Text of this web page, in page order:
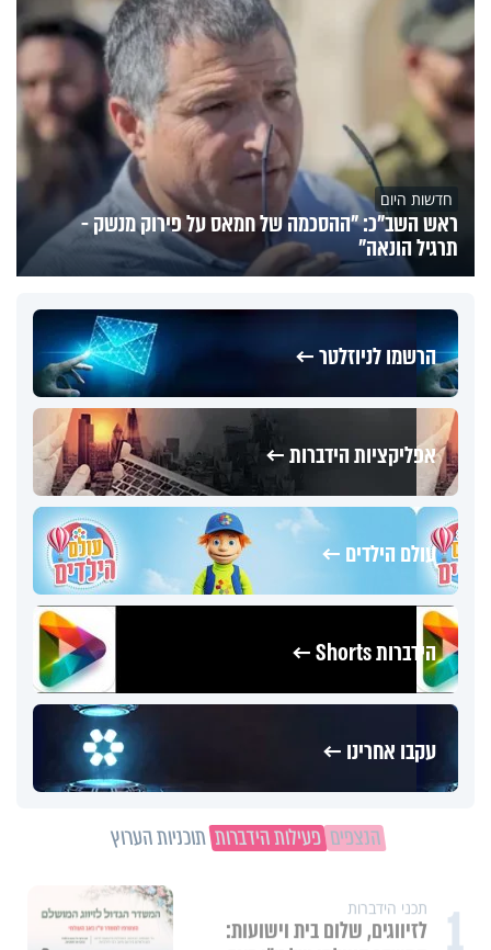
חדשות היום
ראש השב"כ: "ההסכמה של חמאס על פירוק מנשק -
תרגיל הונאה"
הרשמו לניוזלטר ←
אפליקציות הידברות ←
עולם הילדים ←
הידברות Shorts ←
עקבו אחרינו ←
הנצפים פעילות הידברות תוכניות הערוץ
1
לזיווגים, שלום בית וישועות: